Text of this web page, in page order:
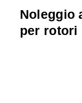
Noleggio
per rotori